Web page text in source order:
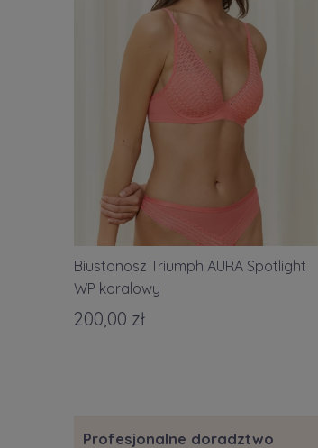
Biustonosz Triumph AURA Spotlight
WP koralowy
200,00 zł
Profesjonalne doradztwo